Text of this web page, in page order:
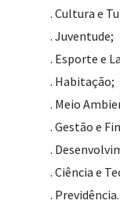
. Cultura e
. Juventude;
. Esporte e
. Habitação;
. Meio
. Gestão e
.
. Ciência e
. Previdência.